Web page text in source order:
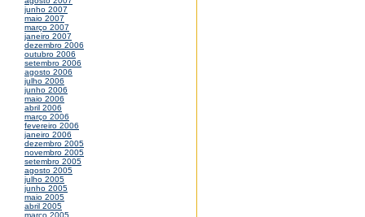
junho 2007
maio 2007
março 2007
janeiro 2007
dezembro 2006
outubro 2006
setembro 2006
agosto 2006
julho 2006
junho 2006
maio 2006
abril 2006
março 2006
fevereiro 2006
janeiro 2006
dezembro 2005
novembro 2005
setembro 2005
agosto 2005
julho 2005
junho 2005
maio 2005
abril 2005